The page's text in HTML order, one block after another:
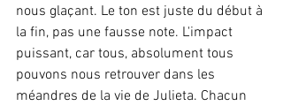
nous glaçant. Le ton est juste du début à
la fin, pas une fausse note. L'impact
puissant, car tous, absolument tous
pouvons nous retrouver dans les
méandres de la vie de Julieta. Chacun